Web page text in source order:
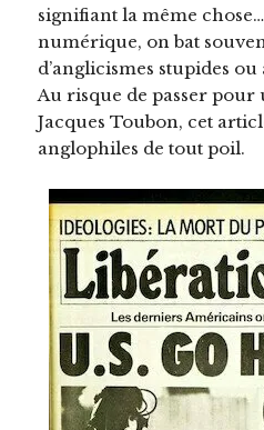
signifiant la même
numérique, on bat
d’anglicismes stupides ou
Au risque de passer pour
Jacques Toubon, cet
anglophiles de tout poil.